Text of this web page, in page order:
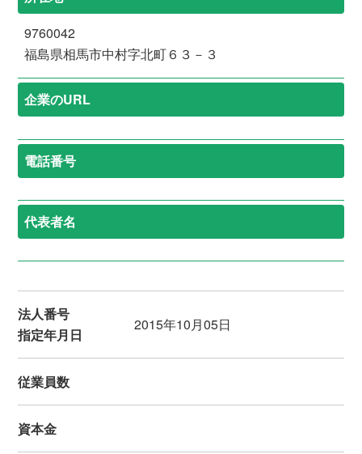
9760042
福島県相馬市中村字北町６３－３
企業のURL
電話番号
代表者名
法人番号
指定年月日
2015年10月05日
従業員数
資本金